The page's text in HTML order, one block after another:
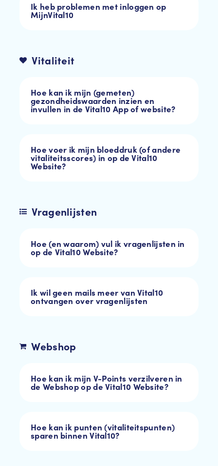
Ik heb problemen met inloggen op
MijnVital10
Vitaliteit
Hoe kan ik mijn (gemeten)
gezondheidswaarden inzien en
invullen in de Vital10 App of website?
Hoe voer ik mijn bloeddruk (of andere
vitaliteitsscores) in op de Vital10
Website?
Vragenlijsten
Hoe (en waarom) vul ik vragenlijsten in
op de Vital10 Website?
Ik wil geen mails meer van Vital10
ontvangen over vragenlijsten
Webshop
Hoe kan ik mijn V-Points verzilveren in
de Webshop op de Vital10 Website?
Hoe kan ik punten (vitaliteitspunten)
sparen binnen Vital10?